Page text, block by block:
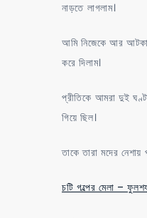
নাড়তে লাগলাম।
আমি নিজেকে আর
করে দিলাম।
প্রীতিকে আমরা দুই
গিয়ে ছিল।
তাকে তারা মদের
চটি গল্পের মেলা –